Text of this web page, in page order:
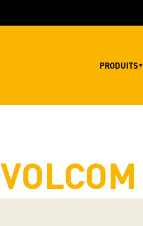
PRODUITS▼
VOLCOM